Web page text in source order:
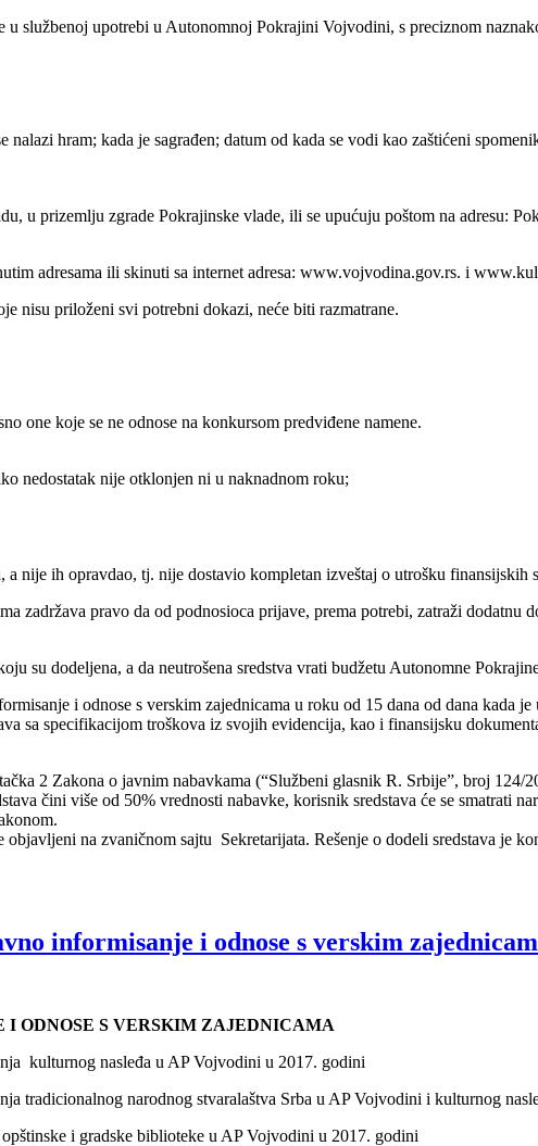
službenoj upotrebi u Autonomnoj Pokrajini Vojvodini, s preciznom
hram; kada je sagrađen; datum od kada se vodi kao zaštićeni
u prizemlju zgrade Pokrajinske vlade, ili se upućuju poštom na adresu:
adresama ili skinuti sa internet adresa: www.vojvodina.gov.rs. i
nisu priloženi svi potrebni dokazi, neće biti razmatrane.
one koje se ne odnose na konkursom predviđene namene.
nedostatak nije otklonjen ni u naknadnom roku;
ih opravdao, tj. nije dostavio kompletan izveštaj o utrošku finansijskih
zadržava pravo da od podnosioca prijave, prema potrebi, zatraži dodatnu
su dodeljena, a da neutrošena sredstva vrati budžetu Autonomne
i odnose s verskim zajednicama u roku od 15 dana od dana kada
sa specifikacijom troškova iz svojih evidencija, kao i finansijsku
2 Zakona o javnim nabavkama (“Službeni glasnik R. Srbije”, broj 124/
čini više od 50% vrednosti nabavke, korisnik sredstava će se smatrati
na zvaničnom sajtu Sekretarijata. Rešenje o dodeli sredstava je
informisanje i odnose s verskim
ODNOSE S VERSKIM ZAJEDNICAMA
kulturnog nasleđa u AP Vojvodini u 2017. godini
tradicionalnog narodnog stvaralaštva Srba u AP Vojvodini i kulturnog
i gradske biblioteke u AP Vojvodini u 2017. godini